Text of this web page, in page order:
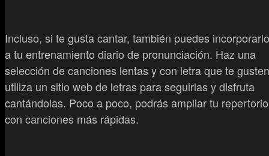
Incluso, si te gusta cantar, también puedes incorporarlo
a tu entrenamiento diario de pronunciación. Haz una
selección de canciones lentas y con letra que te
utiliza un sitio web de letras para seguirlas y disfruta
cantándolas. Poco a poco, podrás ampliar tu repertorio
con canciones más rápidas.